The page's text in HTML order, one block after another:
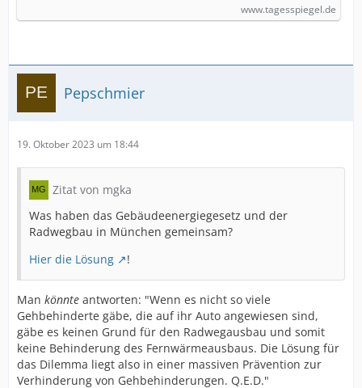
www.tagesspiegel.de
Pepschmier
19. Oktober 2023 um 18:44
Zitat von mgka
Was haben das Gebäudeenergiegesetz und der
Radwegbau in München gemeinsam?
Hier die Lösung
!
Man könnte antworten: "Wenn es nicht so viele
Gehbehinderte gäbe, die auf ihr Auto angewiesen sind,
gäbe es keinen Grund für den Radwegausbau und somit
keine Behinderung des Fernwärmeausbaus. Die Lösung für
das Dilemma liegt also in einer massiven Prävention zur
Verhinderung von Gehbehinderungen. Q.E.D."